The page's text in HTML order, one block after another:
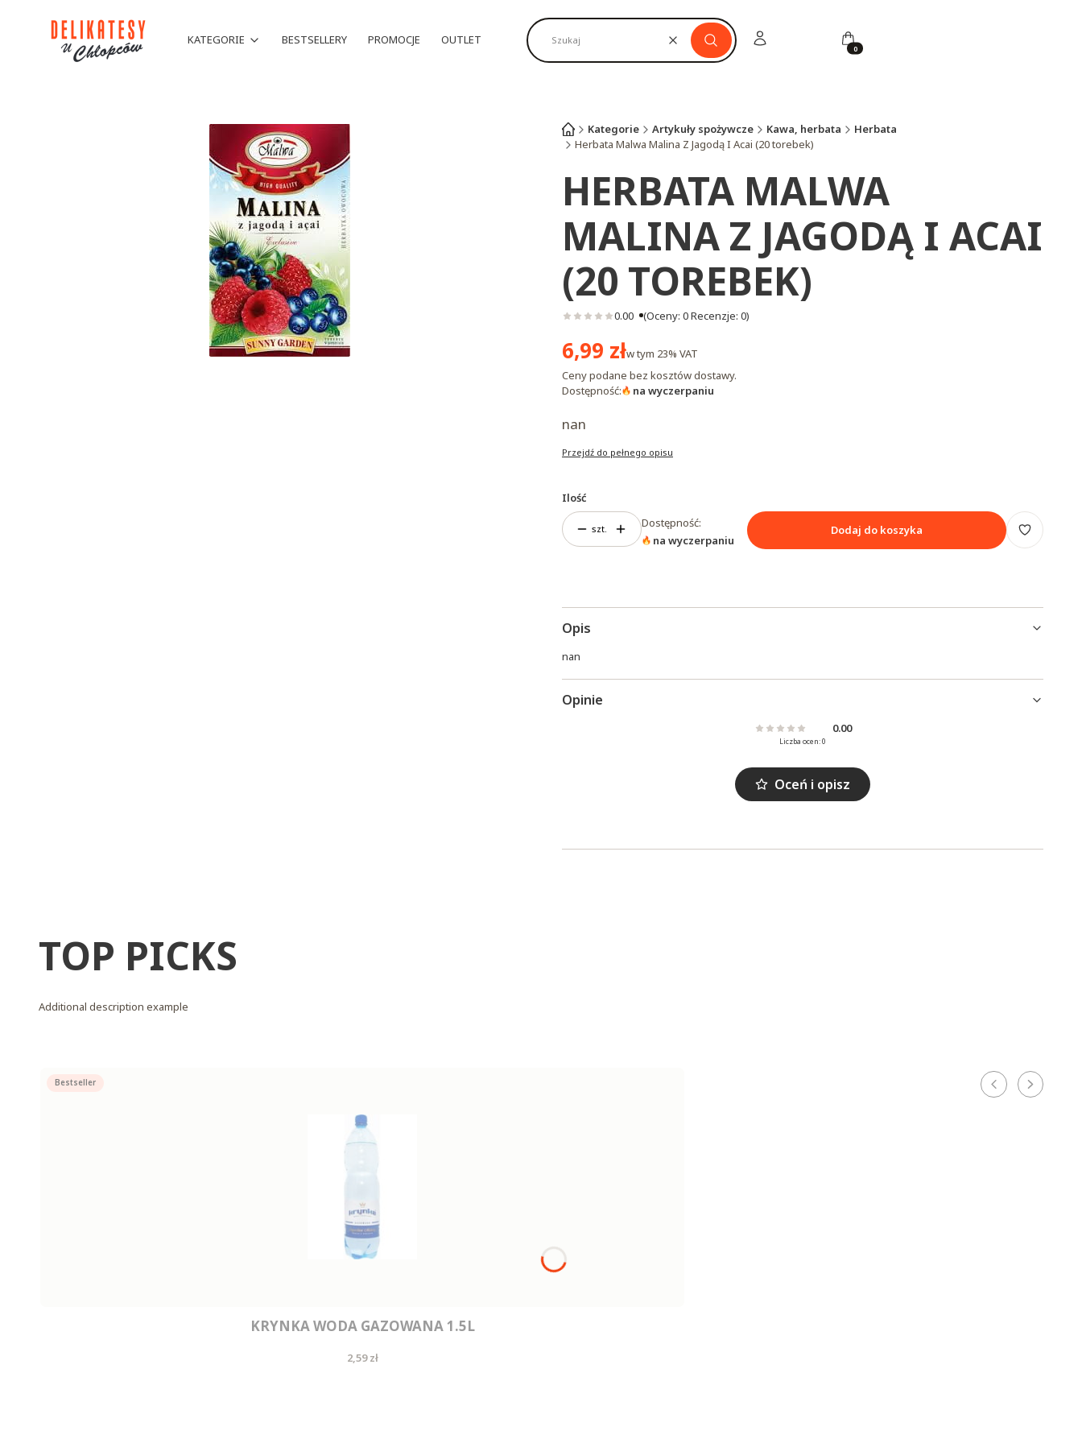
KATEGORIE BESTSELLERY PROMOCJE OUTLET Wyczyść Szukaj
Zaloguj się Koszyk
Kategorie Artykuły spożywcze Kawa, herbata
Herbata
Herbata Malwa Malina Z Jagodą I Acai (20 torebek)
HERBATA MALWA
MALINA Z JAGODĄ I ACAI
(20 TOREBEK)
0.00 (Oceny: 0 Recenzje: 0)
Cena
6,99 złw tym 23% VAT
Ceny podane bez kosztów dostawy.
Dostępność:
na wyczerpaniu
nan
Przejdź do pełnego opisu
Ilość
szt.
Dostępność:
na wyczerpaniu
Dodaj do koszyka
Opis
nan
Opinie
0.00
Liczba ocen: 0
Oceń i opisz
TOP PICKS
Additional description example
Bestseller
KRYNKA WODA GAZOWANA 1.5L
Cena
2,59 zł